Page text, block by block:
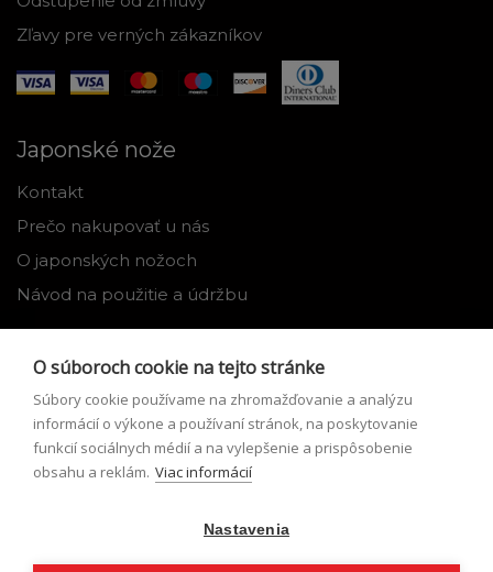
Zľavy pre verných zákazníkov
Japonské nože
Kontakt
Prečo nakupovať u nás
O japonských nožoch
Návod na použitie a údržbu
Môj profil
Zabudnuté heslo
O súboroch cookie na tejto stránke
Súbory cookie používame na zhromažďovanie a analýzu
informácií o výkone a používaní stránok, na poskytovanie
funkcií sociálnych médií a na vylepšenie a prispôsobenie
obsahu a reklám. Viac informácií
Nastavenia